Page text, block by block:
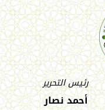
رئيس التحرير
أحمد نصار